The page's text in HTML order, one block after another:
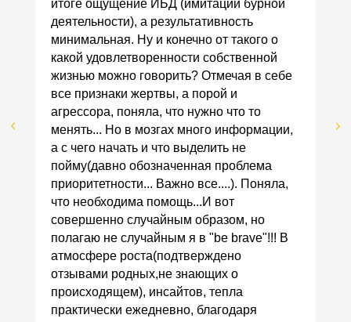
итоге ощущение ИБД (имитации бурной
деятельности), а результативность
минимальная. Ну и конечно от такого о
какой удовлетворенности собственной
жизнью можно говорить? Отмечая в себе
все признаки жертвы, а порой и
агрессора, поняла, что нужно что то
менять... Но в мозгах много информации,
а с чего начать и что выделить не
пойму(давно обозначенная проблема
приоритетности... Важно все....). Поняла,
что необходима помощь...И вот
совершенно случайным образом, но
полагаю не случайным я в "be brave"!!! В
атмосфере роста(подтверждено
отзывами родных,не знающих о
происходящем), инсайтов, тепла
практически ежедневно, благодаря